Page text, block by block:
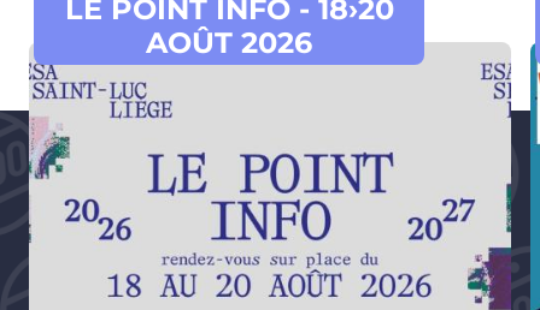
LE POINT INFO - 18›20
AOÛT 2026